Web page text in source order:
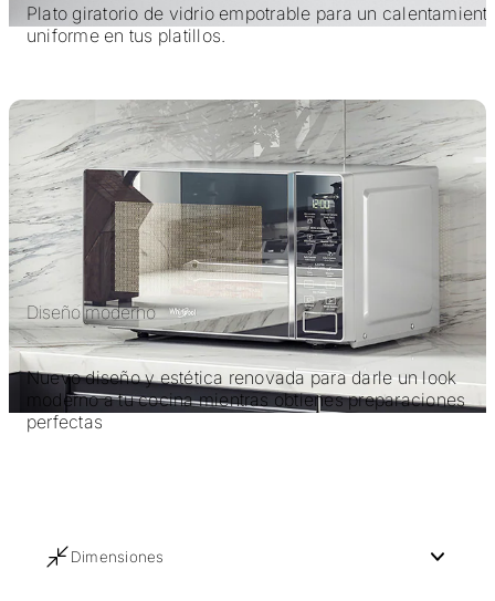
Plato giratorio de vidrio empotrable para un
uniforme en tus platillos.
Diseño moderno
Nuevo diseño y estética renovada para darle un look
moderno a tu cocina mientras obtienes preparaciones
perfectas
Dimensiones